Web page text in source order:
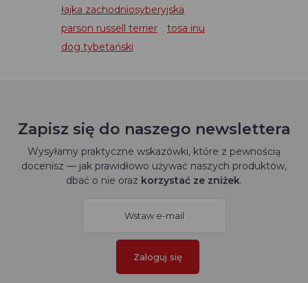
łajka zachodniosyberyjska
parson russell terrier
tosa inu
dog tybetański
Zapisz się do naszego newslettera
Wysyłamy praktyczne wskazówki, które z pewnością
docenisz — jak prawidłowo używać naszych produktów,
dbać o nie oraz korzystać ze zniżek.
Zaloguj się